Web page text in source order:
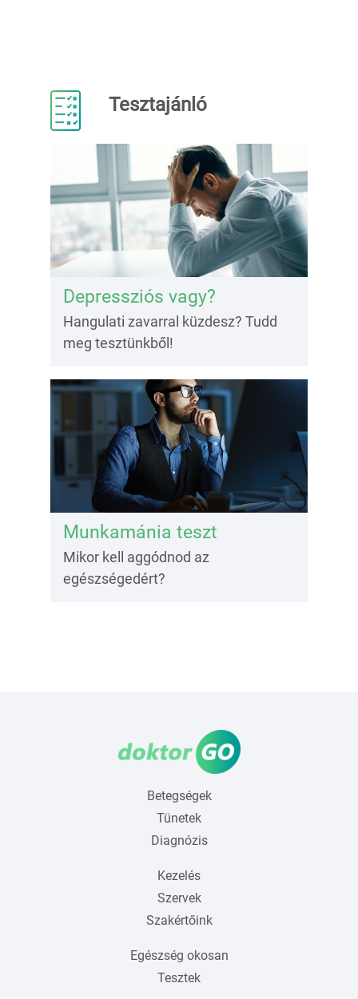
Tesztajánló
Depressziós vagy?
Hangulati zavarral küzdesz? Tudd
meg tesztünkből!
Munkamánia teszt
Mikor kell aggódnod az
egészségedért?
Betegségek
Tünetek
Diagnózis
Kezelés
Szervek
Szakértőink
Egészség okosan
Tesztek